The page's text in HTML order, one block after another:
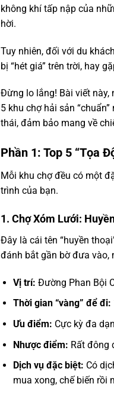
không khí tấp nập của
hời.
Tuy nhiên, đối với du
bị “hét giá” trên trời, hay
Đừng lo lắng! Bài viết này,
5 khu chợ hải sản
thái, đảm bảo mang về
Phần 1: Top 5 “Tọa
Mỗi khu chợ đều có một
trình của bạn.
1. Chợ Xóm Lưới:
Đây là cái tên “huyền
đánh bắt gần bờ đưa vào,
Vị trí: Đường Phan Bội
Thời gian “vàng” để đi:
Ưu điểm: Cực kỳ đa
Nhược điểm: Rất đông
Dịch vụ đặc biệt: Có
mua xong, chế biến rồi